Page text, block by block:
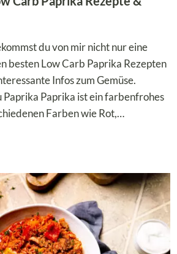
du von mir nicht nur eine
besten Low Carb Paprika Rezepten
Infos zum Gemüse.
Paprika Paprika ist ein farbenfrohes
Farben wie Rot,…